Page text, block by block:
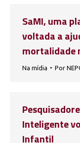
SaMI, uma
voltada a
mortalidade
Na mídia Por
Inteligente
Infantil